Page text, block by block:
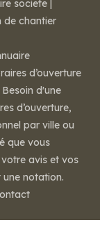
societe |
de chantier
d’ouverture
d'une
d’ouverture,
par ville ou
que vous
avis et vos
notation.